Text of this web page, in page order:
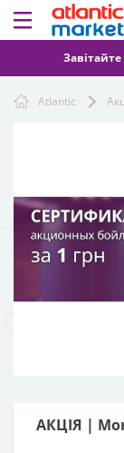
Atlantic
АКЦІЯ |